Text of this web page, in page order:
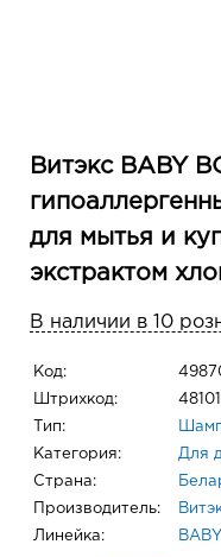
Витэкс BABY
для мытья и
экстрактом
В наличии в 10
Код:
Штрихкод:
Тип:
Категория: Для
Страна:
Производитель:
Линейка: